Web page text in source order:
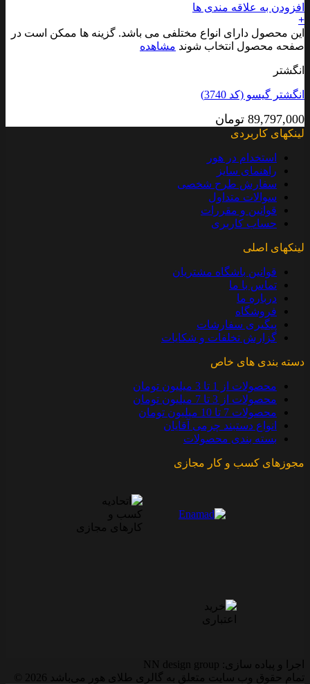
افزودن به علاقه مندی ها
+
این محصول دارای انواع مختلفی می باشد. گزینه ها ممکن است در
صفحه محصول انتخاب شوند مشاهده
انگشتر
انگشتر گیسو (کد 3740)
89,797,000 تومان
لینکهای کاربردی
استخدام در هور
راهنمای سایز
سفارش طرح شخصی
سوالات متداول
قوانین و مقررات
حساب کاربری
لینکهای اصلی
قوانین باشگاه مشتریان
تماس با ما
درباره ما
فروشگاه
پیگیری سفارشات
گزارش تخلفات و شکایات
دسته بندی های خاص
محصولات از 1 تا 3 میلیون تومان
محصولات از 3 تا 7 میلیون تومان
محصولات 7 تا 10 میلیون تومان
انواع دستبند چرمی آقایان
بسته بندی محصولات
مجوزهای کسب و کار مجازی
اجرا و پیاده سازی: NN design group
تمام حقوق وب سایت متعلق به گالری طلای هور می‌باشد 2026 ©